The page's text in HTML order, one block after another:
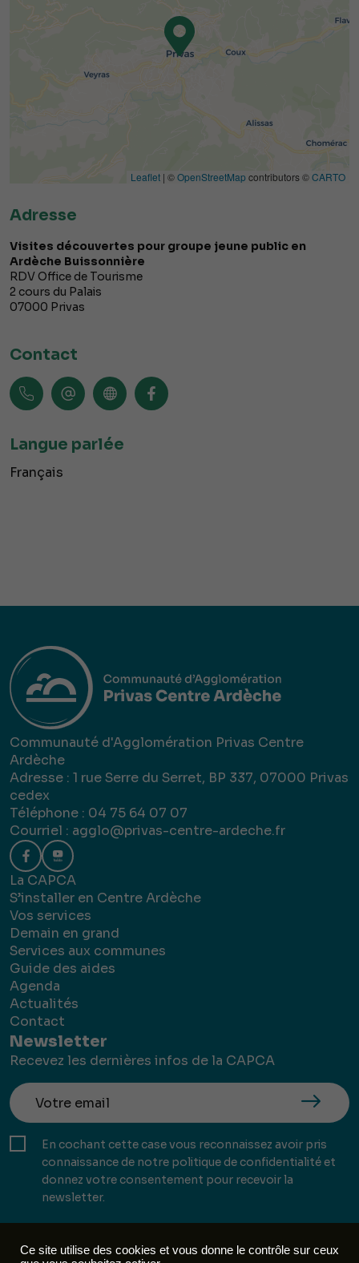
Leaflet | ©OpenStreetMap contributors ©CARTO
Adresse
Visites découvertes pour groupe jeune public en
Ardèche Buissonnière
RDV Office de Tourisme
2 cours du Palais
07000 Privas
Contact
Langue parlée
Français
Communauté d'Agglomération Privas Centre
Ardèche
Adresse : 1 rue Serre du Serret, BP 337, 07000 Privas
cedex
Téléphone : 04 75 64 07 07
Courriel : agglo@privas-centre-ardeche.fr
La CAPCA
S’installer en Centre Ardèche
Vos services
Demain en grand
Services aux communes
Guide des aides
Agenda
Actualités
Contact
Newsletter
Recevez les dernières infos de la CAPCA
En cochant cette case vous reconnaissez avoir pris
connaissance de notre politique de confidentialité et
donnez votre consentement pour recevoir la
newsletter.
Ce site utilise des cookies et vous donne le contrôle sur ceux